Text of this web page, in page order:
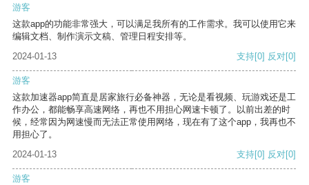
游客
这款app的功能非常强大，可以满足我所有的工作需求。我可以使用它来
编辑文档、制作演示文稿、管理日程安排等。
2024-01-13
支持[0] 反对[0]
游客
这款加速器app简直是居家旅行必备神器，无论是看视频、玩游戏还是工
作办公，都能畅享高速网络，再也不用担心网速卡顿了。以前出差的时
候，经常因为网速慢而无法正常使用网络，现在有了这个app，我再也不
用担心了。
2024-01-13
支持[0] 反对[0]
游客